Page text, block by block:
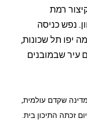
רמת
נפש כניסה
יפו תל שכונות,
עיר שבמובנים
שקדם עולמית,
זכתה התיכון בית.